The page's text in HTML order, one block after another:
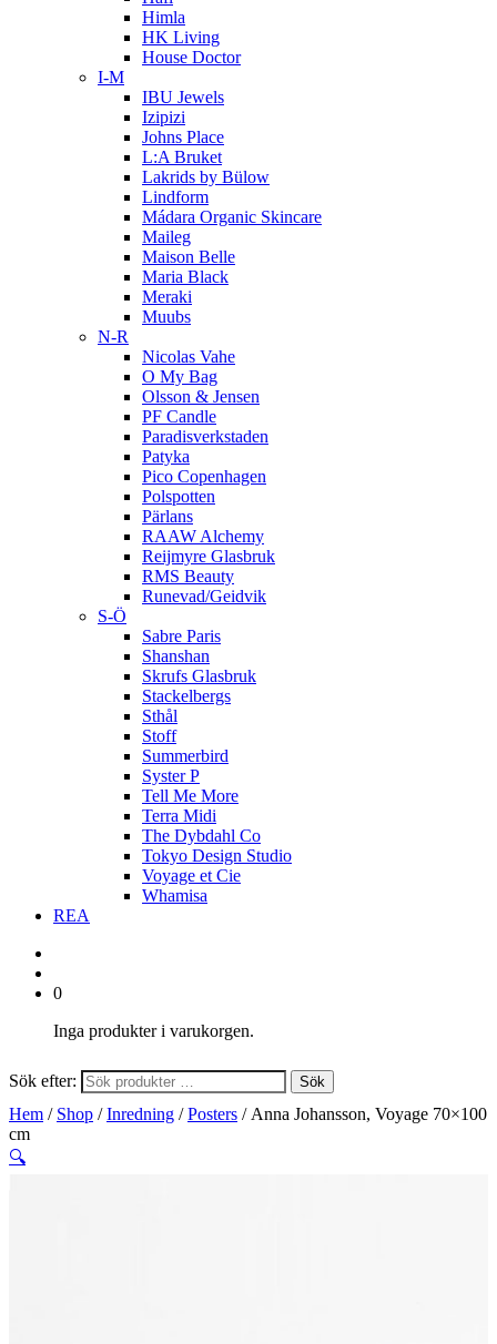
Himla
HK Living
House Doctor
I-M
IBU Jewels
Izipizi
Johns Place
L:A Bruket
Lakrids by Bülow
Lindform
Mádara Organic Skincare
Maileg
Maison Belle
Maria Black
Meraki
Muubs
N-R
Nicolas Vahe
O My Bag
Olsson & Jensen
PF Candle
Paradisverkstaden
Patyka
Pico Copenhagen
Polspotten
Pärlans
RAAW Alchemy
Reijmyre Glasbruk
RMS Beauty
Runevad/Geidvik
S-Ö
Sabre Paris
Shanshan
Skrufs Glasbruk
Stackelbergs
Sthål
Stoff
Summerbird
Syster P
Tell Me More
Terra Midi
The Dybdahl Co
Tokyo Design Studio
Voyage et Cie
Whamisa
REA
0
Inga produkter i varukorgen.
Sök efter: Sök
Hem / Shop /Inredning /Posters / Anna Johansson, Voyage 70×100
cm
🔍